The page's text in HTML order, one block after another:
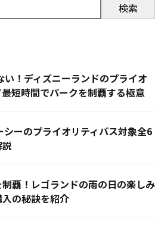
検索
い！ディズニーランドのプライオ
短時間でパークを制覇する極意
ーのプライオリティパス対象全6
覇！レゴランドの雨の日の楽しみ
の秘訣を紹介